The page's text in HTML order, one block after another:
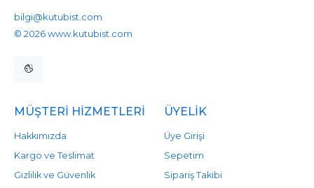
bilgi@kutubist.com
© 2026 www.kutubist.com
MÜŞTERI HIZMETLERI
Hakkımızda
Kargo ve Teslimat
Gizlilik ve Güvenlik
ÜYELIK
Üye Girişi
Sepetim
Sipariş Takibi